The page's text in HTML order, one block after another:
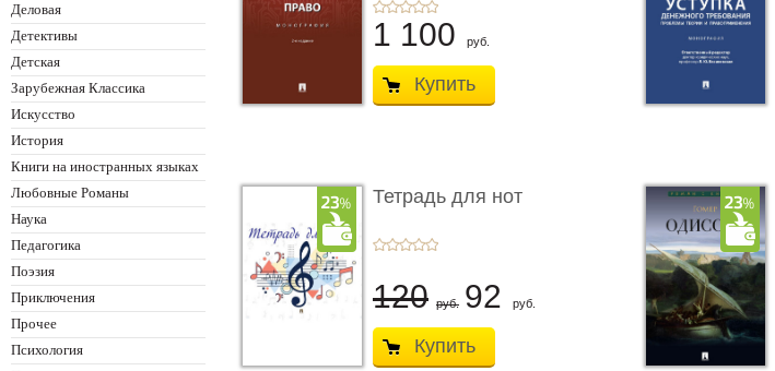
Деловая
Детективы
Детская
Зарубежная Классика
Искусство
История
Книги на иностранных языках
Любовные Романы
Наука
Педагогика
Поэзия
Приключения
Прочее
Психология
1 100 руб.
Купить
Тетрадь для нот
120 руб. 92 руб.
Купить